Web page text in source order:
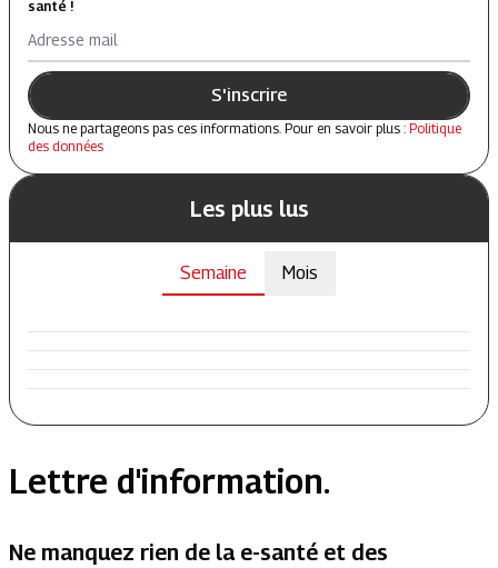
santé !
Adresse mail
S'inscrire
Nous ne partageons pas ces informations. Pour en savoir plus : Politique
des données
Les plus lus
Semaine Mois
Lettre d'information.
Ne manquez rien de la e-santé et des